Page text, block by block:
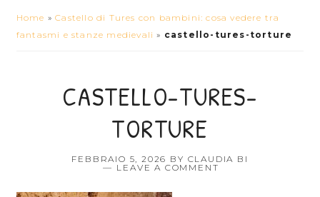
Home »Castello di Tures con bambini: cosa vedere tra
fantasmi e stanze medievali » castello-tures-torture
CASTELLO-TURES-
TORTURE
FEBBRAIO 5, 2026 BY CLAUDIA BI
LEAVE A COMMENT